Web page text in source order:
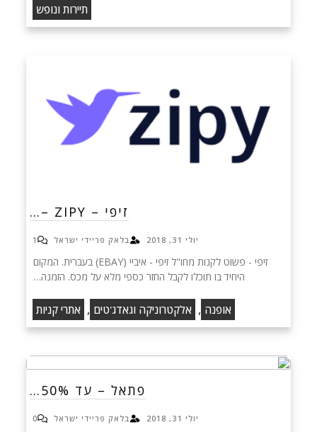
תיירות ונופש
זיפי – ZIPY –…
יולי 31, 2018 בלאק פריידי ישראל 1
זיפי - פשוט לקנות מחו"ל זיפי - איביי (EBAY) בעברית. המקום
היחיד בו תוכלו לקבל החזר כספי מלא על מכס. הזמנה…
אופנה , אלקטרוניקה וגאדג'טים , אתרי קניות
פתאל – עד 50%…
יולי 31, 2018 בלאק פריידי ישראל 0